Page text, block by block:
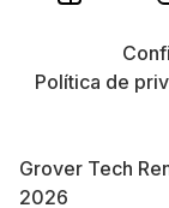
Grover Tech
2026
Política de